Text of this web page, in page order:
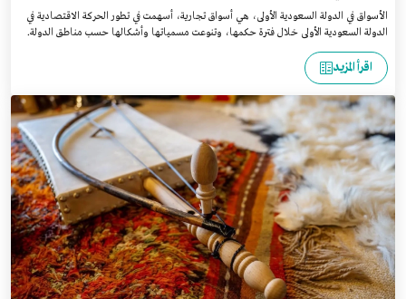
الأسواق في الدولة السعودية الأولى، هي أسواق تجارية، أسهمت في تطور الحركة الاقتصادية في
الدولة السعودية الأولى خلال فترة حكمها، وتنوعت مسمياتها وأشكالها حسب مناطق الدولة.
اقرأ المزيد